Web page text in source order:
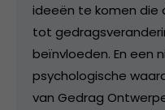
ideeën te komen die
tot
beïnvloeden. En een
psychologische
van Gedrag